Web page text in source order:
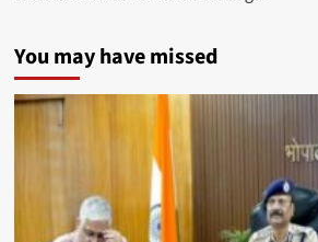
You may have missed